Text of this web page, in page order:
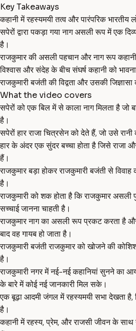
Key Takeaways
कहानी में रहस्यमयी तत्व और पारंपरिक
सपेरों द्वारा पकड़ा गया नाग असली रूप में एक
है।
राजकुमार की असली पहचान और नाग रूप
विश्वास और संदेह के बीच संघर्ष कहानी को
राजकुमारी बजंती की विद्वता और उसकी
What the video covers
सपेरों को एक बिल में से काला नाग मिलता है जो
है।
सपेरों हार राजा चित्रसेन को देते हैं, जो उसे
हार के अंदर एक सुंदर बच्चा होता है जिसे राजा
हैं।
राजकुमार बड़ा होकर राजकुमारी बजंती से विवाह
है।
राजकुमारी को शक होता है कि राजकुमार
सच्चाई जानना चाहती है।
राजकुमार नाग का असली रूप प्रकट करता है
बाद वह गायब हो जाता है।
राजकुमारी बजंती राजकुमार को खोजने की
है।
राजकुमारी नगर में नई-नई कहानियां सुनने का
के बारे में कोई नई जानकारी मिल सके।
एक बूढ़ा आदमी जंगल में रहस्यमयी सभा देखता
है।
कहानी में रहस्य, प्रेम, और राजसी जीवन के साथ